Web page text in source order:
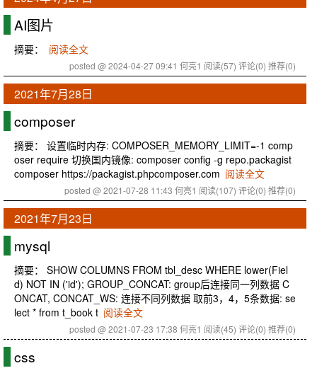
AI图片
摘要： 阅读全文
posted @ 2024-04-27 09:41 何亮1 阅读(57) 评论(0) 推荐(0)
2021年7月28日
composer
摘要： 设置临时内存: COMPOSER_MEMORY_LIMIT=-1 comp
oser require 切换国内镜像: composer config -g repo.packagist
composer https://packagist.phpcomposer.com 阅读全文
posted @ 2021-07-28 11:43 何亮1 阅读(107) 评论(0) 推荐(0)
2021年7月23日
mysql
摘要： SHOW COLUMNS FROM tbl_desc WHERE lower(Fiel
d) NOT IN ('id'); GROUP_CONCAT: group后连接同一列数据 C
ONCAT, CONCAT_WS: 连接不同列数据 取前3，4，5条数据: se
lect * from t_book t 阅读全文
posted @ 2021-07-23 17:38 何亮1 阅读(45) 评论(0) 推荐(0)
css